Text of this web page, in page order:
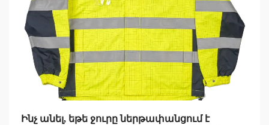
Ինչ անել, եթե ջուրը ներթափանցում է